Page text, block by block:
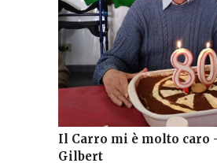
Il Carro mi è molto caro
Gilbert